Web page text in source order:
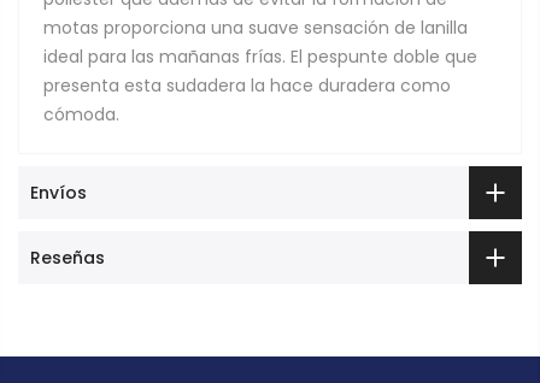
motas proporciona una suave sensación de lanilla
ideal para las mañanas frías. El pespunte doble que
presenta esta sudadera la hace duradera como
cómoda.
Envíos
Reseñas